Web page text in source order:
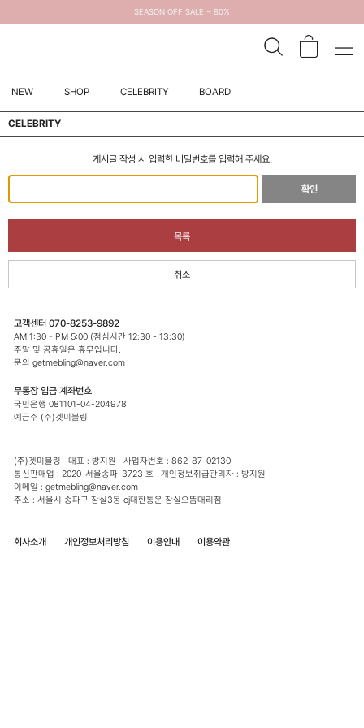
SEASON OFF SALE ~ 80%
NEW SHOP CELEBRITY BOARD
CELEBRITY
게시글 작성 시 입력한 비밀번호를 입력해 주세요.
확인
목록
취소
고객센터 070-8253-9892
AM 1:30 - PM 5:00 (점심시간 12:30 - 13:30)
주말 및 공휴일은 휴무입니다.
문의 getmebling@naver.com
무통장 입금 계좌번호
국민은행 081101-04-204978
예금주 (주)겟미블링
(주)겟미블링 대표 : 방지원 사업자번호 : 862-87-02130
통신판매업 : 2020-서울송파-3723 호 개인정보취급관리자 : 방지원
이메일 : getmebling@naver.com
주소 : 서울시 송파구 잠실3동 cj대한통운 잠실으뜸대리점
회사소개 개인정보처리방침 이용안내 이용약관